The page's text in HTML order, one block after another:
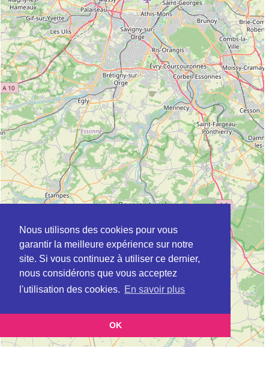
Nous utilisons des cookies pour vous
garantir la meilleure expérience sur notre
site. Si vous continuez à utiliser ce dernier,
nous considérons que vous acceptez
l'utilisation des cookies. En savoir plus
OK